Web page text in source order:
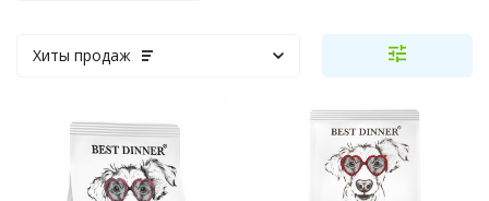
Хиты продаж